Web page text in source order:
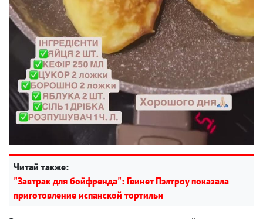
Читай также:
"Завтрак для бойфренда": Гвинет Пэлтроу показала
приготовление испанской тортильи